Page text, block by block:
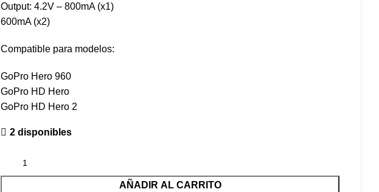
Output: 4.2V – 800mA (x1)
600mA (x2)
Compatible para modelos:
GoPro Hero 960
GoPro HD Hero
GoPro HD Hero 2
2 disponibles
AÑADIR AL CARRITO